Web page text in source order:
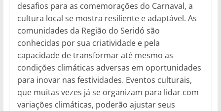
desafios para as comemorações do Carnaval, a
cultura local se mostra resiliente e adaptável. As
comunidades da Região do Seridó são
conhecidas por sua criatividade e pela
capacidade de transformar até mesmo as
condições climáticas adversas em oportunidades
para inovar nas festividades. Eventos culturais,
que muitas vezes já se organizam para lidar com
variações climáticas, poderão ajustar seus